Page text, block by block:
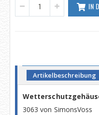
IN
Artikelbeschreibung
3063 von SimonsVoss